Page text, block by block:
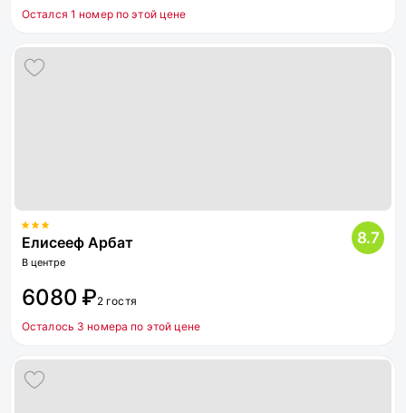
Остался 1 номер по этой цене
Елисееф Арбат
В центре
8.7
6080 ₽2 гостя
Осталось 3 номера по этой цене